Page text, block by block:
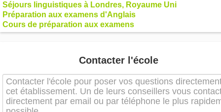
Séjours linguistiques à Londres, Royaume Uni
Préparation aux examens d'Anglais
Cours de préparation aux examens
Contacter l'école